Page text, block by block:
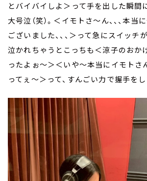
とバイバイしよ＞って手を出した瞬間
大号泣（笑）。＜イモトさ～ん、、、本当
ございました、、、＞って急にスイッチが
泣かれちゃうとこっちも＜涼子のおか
ったよぉ～＞＜いや～本当にイモトさ
ってぇ～＞って、すんごい力で握手をし